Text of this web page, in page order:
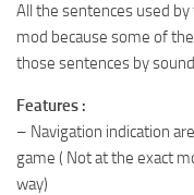
All the sentences used
mod because some of
those sentences by
Features :
– Navigation indication
game ( Not at the exact
way)